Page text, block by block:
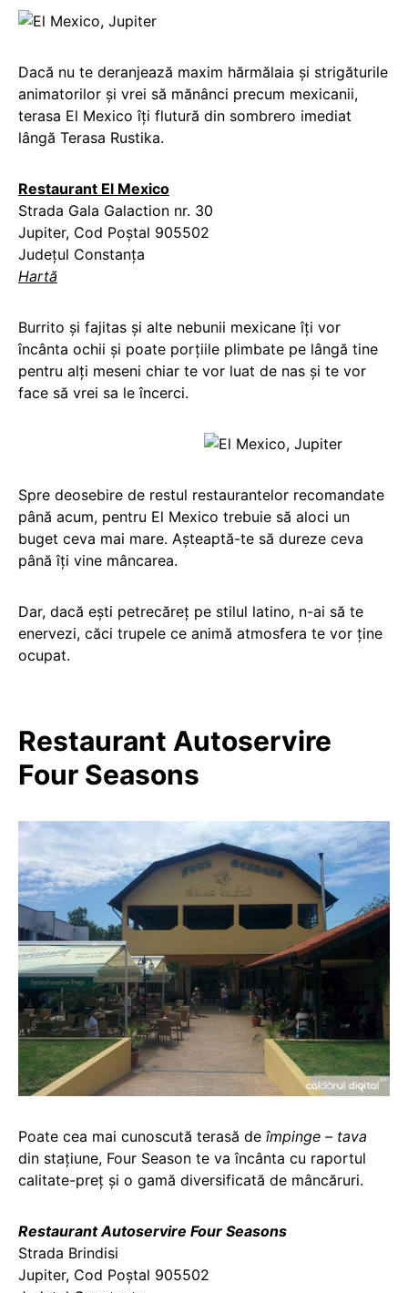
Dacă nu te deranjează maxim hărmălaia și strigăturile
animatorilor și vrei să mănânci precum mexicanii,
terasa El Mexico îți flutură din sombrero imediat
lângă Terasa Rustika.
Restaurant El Mexico
Strada Gala Galaction nr. 30
Jupiter, Cod Poștal 905502
Județul Constanța
Hartă
Burrito și fajitas și alte nebunii mexicane îți vor
încânta ochii și poate porțiile plimbate pe lângă tine
pentru alți meseni chiar te vor luat de nas și te vor
face să vrei sa le încerci.
Spre deosebire de restul restaurantelor recomandate
până acum, pentru El Mexico trebuie să aloci un
buget ceva mai mare. Așteaptă-te să dureze ceva
până îți vine mâncarea.
Dar, dacă ești petrecăreț pe stilul latino, n-ai să te
enervezi, căci trupele ce animă atmosfera te vor ține
ocupat.
Restaurant Autoservire
Four Seasons
Poate cea mai cunoscută terasă de împinge – tava
din stațiune, Four Season te va încânta cu raportul
calitate-preț și o gamă diversificată de mâncăruri.
Restaurant Autoservire Four Seasons
Strada Brindisi
Jupiter, Cod Poștal 905502